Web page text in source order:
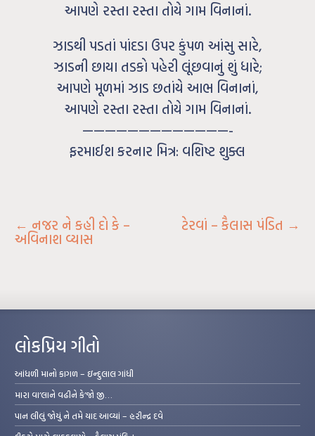
આપણે રસ્તા રસ્તા તોયે ગામ વિનાનાં.
ઝાડથી પડતાં પાંદડા ઉપર કુંપળ આંસુ સારે,
ઝાડની છાયા તડકો પહેરી લૂંછવાનું શું ધારે;
આપણે મૂળમાં ઝાડ છતાંયે આભ વિનાનાં,
આપણે રસ્તા રસ્તા તોયે ગામ વિનાનાં.
—————————————-
ફરમાઈશ કરનાર મિત્ર: વશિષ્ટ શુક્લ
← નજર ને કહી દો કે –
અવિનાશ વ્યાસ
ટેરવાં – કૈલાસ પંડિત →
લોકપ્રિય ગીતો
આંધળી માનો કાગળ – ઇન્દુલાલ ગાંધી
મારા વા’લાને વઢીને કે’જો જી…
પાન લીલું જોયું ને તમે યાદ આવ્યાં – હરીન્દ્ર દવે